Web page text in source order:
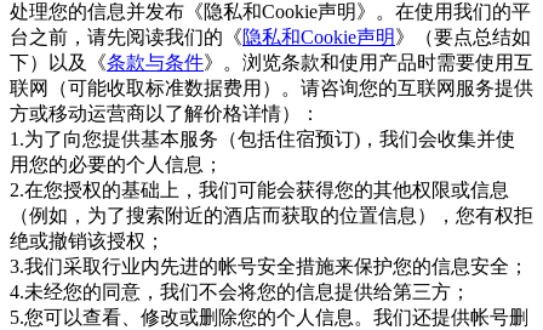
处理您的信息并发布《隐私和Cookie声明》。在使用我们的平
台之前，请先阅读我们的《隐私和Cookie声明》（要点总结如
下）以及《条款与条件》。浏览条款和使用产品时需要使用互
联网（可能收取标准数据费用）。请咨询您的互联网服务提供
方或移动运营商以了解价格详情）：
1.为了向您提供基本服务（包括住宿预订)，我们会收集并使
用您的必要的个人信息；
2.在您授权的基础上，我们可能会获得您的其他权限或信息
（例如，为了搜索附近的酒店而获取的位置信息），您有权拒
绝或撤销该授权；
3.我们采取行业内先进的帐号安全措施来保护您的信息安全；
4.未经您的同意，我们不会将您的信息提供给第三方；
5.您可以查看、修改或删除您的个人信息。我们还提供帐号删